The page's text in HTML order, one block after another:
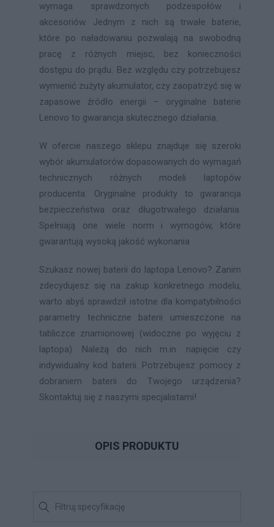
wymaga sprawdzonych podzespołów i
akcesoriów. Jednym z nich są trwałe baterie,
które po naładowaniu pozwalają na swobodną
pracę z różnych miejsc, bez konieczności
dostępu do prądu. Bez względu czy potrzebujesz
wymienić zużyty akumulator, czy zaopatrzyć się w
zapasowe źródło energii – oryginalne baterie
Lenovo to gwarancja skutecznego działania.
W ofercie naszego sklepu znajduje się szeroki
wybór akumulatorów dopasowanych do wymagań
technicznych różnych modeli laptopów
producenta. Oryginalne produkty to gwarancja
bezpieczeństwa oraz długotrwałego działania.
Spełniają one wiele norm i wymogów, które
gwarantują wysoką jakość wykonania
Szukasz nowej baterii do laptopa Lenovo? Zanim
zdecydujesz się na zakup konkretnego modelu,
warto abyś sprawdził istotne dla kompatybilności
parametry techniczne baterii umieszczone na
tabliczce znamionowej (widoczne po wyjęciu z
laptopa). Należą do nich m.in. napięcie czy
indywidualny kod baterii. Potrzebujesz pomocy z
dobraniem baterii do Twojego urządzenia?
Skontaktuj się z naszymi specjalistami!
OPIS PRODUKTU